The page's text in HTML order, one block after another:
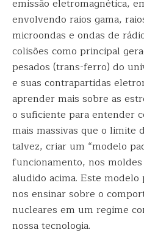
emissão eletromagnética,
envolvendo raios gama,
microondas e ondas de
colisões como principal
pesados (trans-ferro) do
e suas contrapartidas
aprender mais sobre as
o suficiente para entender
mais massivas que o limite
talvez, criar um “modelo
funcionamento, nos
aludido acima. Este
nos ensinar sobre o
nucleares em um regime
nossa tecnologia.